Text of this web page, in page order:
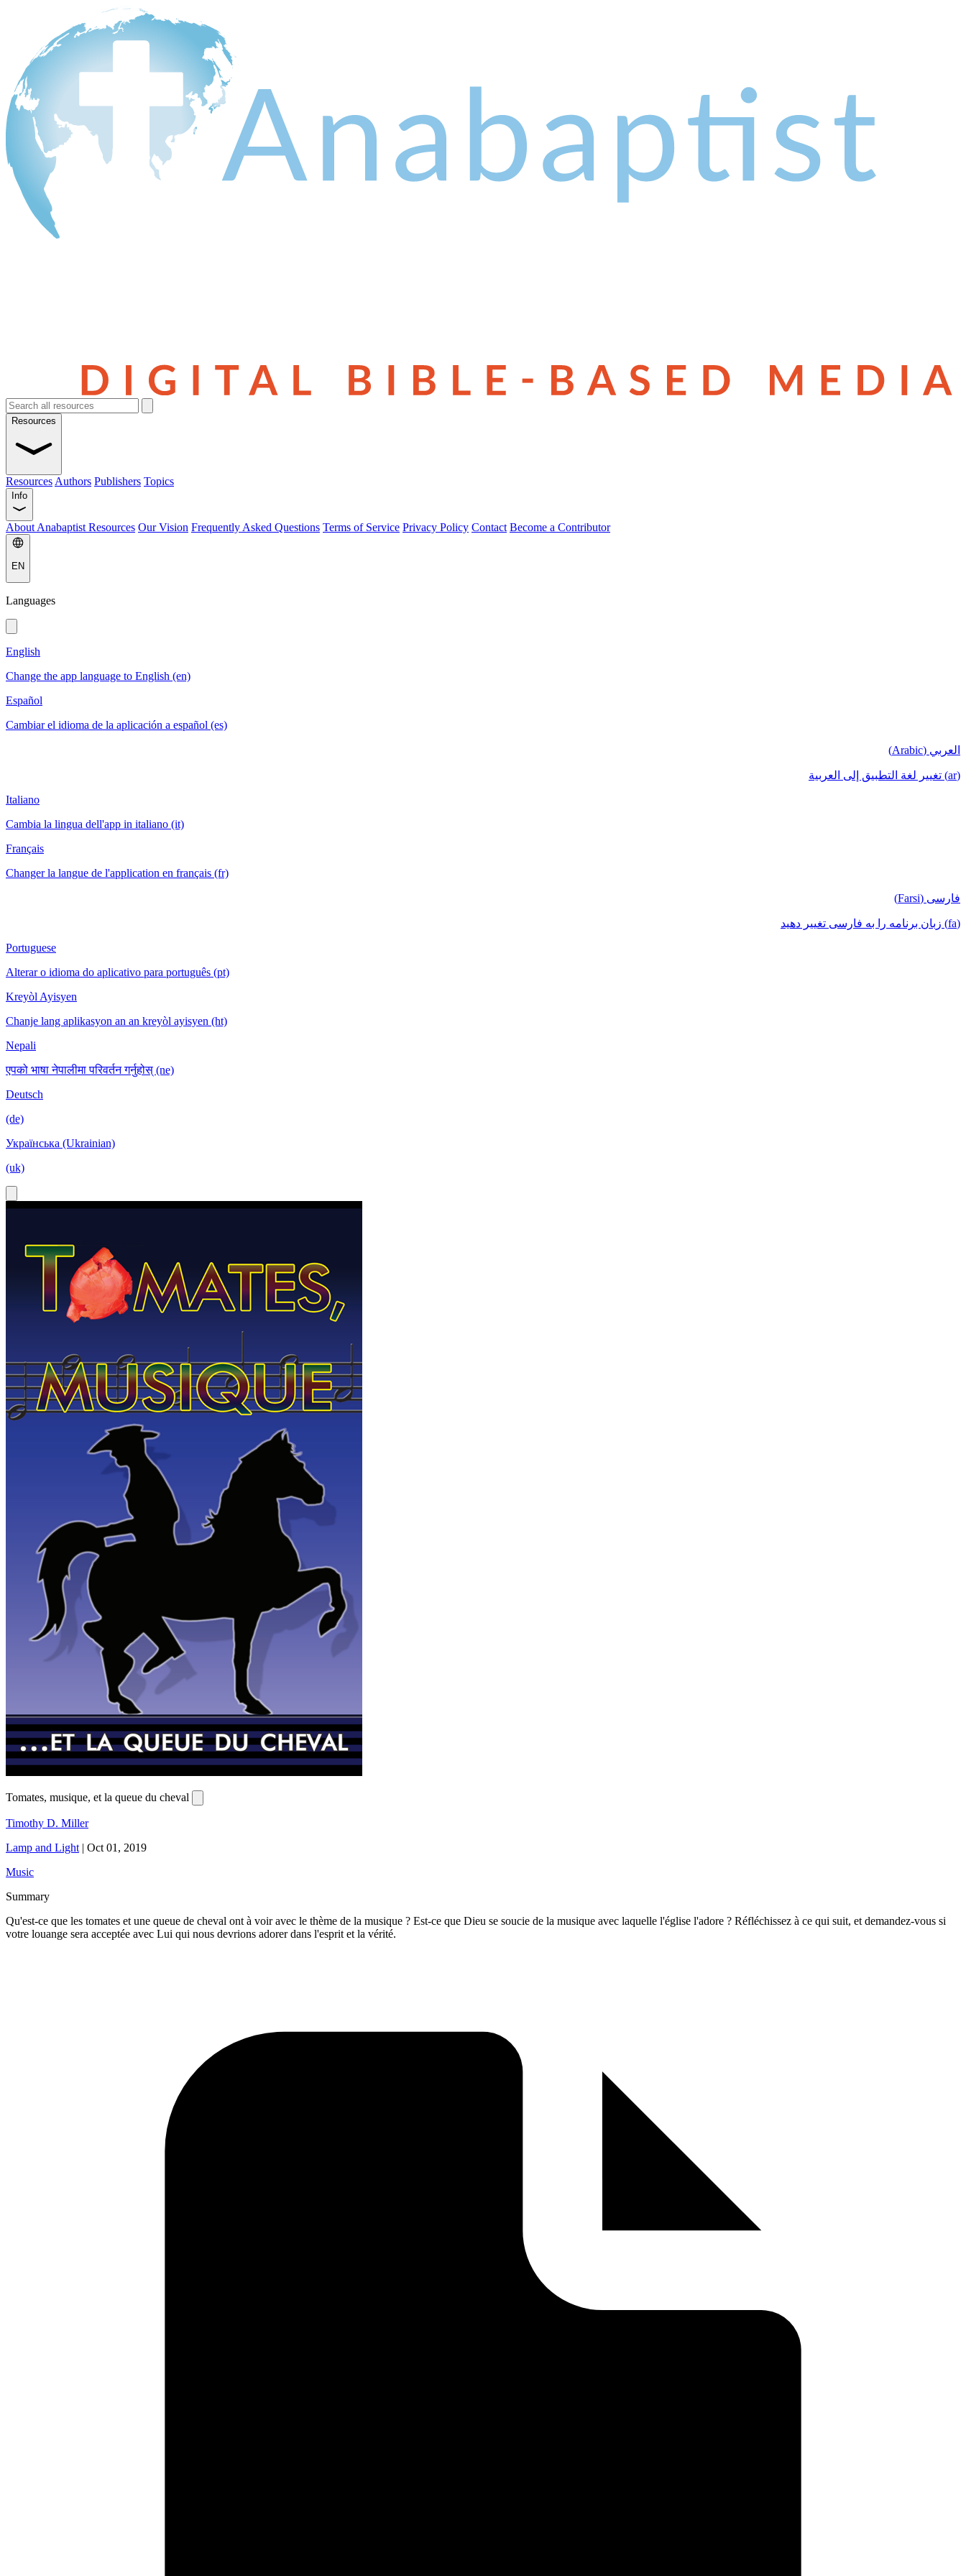
Resources
Resources Authors Publishers Topics
Info
About Anabaptist Resources Our Vision Frequently Asked Questions Terms of Service Privacy Policy Contact Become a Contributor
EN
Languages
English
Change the app language to English (en)
Español
Cambiar el idioma de la aplicación a español (es)
العربي (Arabic)
(ar) تغيير لغة التطبيق إلى العربية
Italiano
Cambia la lingua dell'app in italiano (it)
Français
Changer la langue de l'application en français (fr)
فارسی (Farsi)
(fa) زبان برنامه را به فارسی تغییر دهید
Portuguese
Alterar o idioma do aplicativo para português (pt)
Kreyòl Ayisyen
Chanje lang aplikasyon an an kreyòl ayisyen (ht)
Nepali
एपको भाषा नेपालीमा परिवर्तन गर्नुहोस् (ne)
Deutsch
(de)
Українська (Ukrainian)
(uk)
Tomates, musique, et la queue du cheval
Timothy D. Miller
Lamp and Light | Oct 01, 2019
Music
Summary
Qu'est-ce que les tomates et une queue de cheval ont à voir avec le thème de la musique ? Est-ce que Dieu se soucie de la musique avec laquelle l'église l'adore ? Réfléchissez à ce qui suit, et demandez-vous si
votre louange sera acceptée avec Lui qui nous devrions adorer dans l'esprit et la vérité.